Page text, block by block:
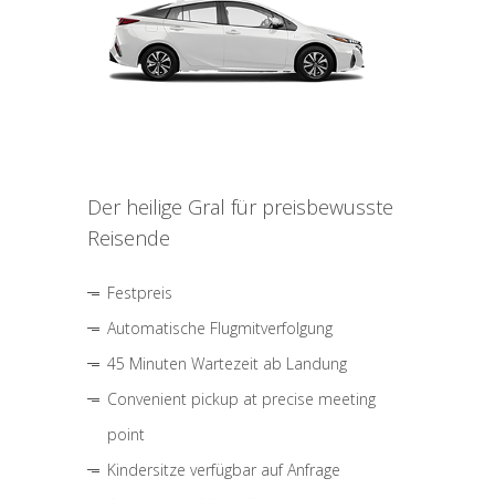
Der heilige Gral für preisbewusste
Reisende
Festpreis
Automatische Flugmitverfolgung
45 Minuten Wartezeit ab Landung
Convenient pickup at precise meeting
point
Kindersitze verfügbar auf Anfrage